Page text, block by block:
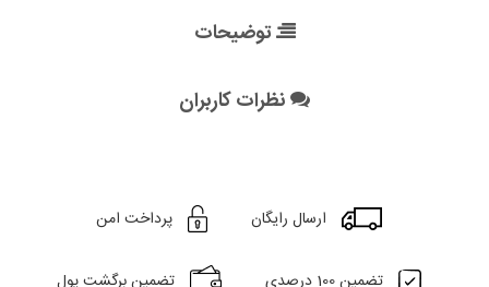
توضیحات
نظرات کاربران
ارسال رایگان پرداخت امن
تضمین 100 درصدی